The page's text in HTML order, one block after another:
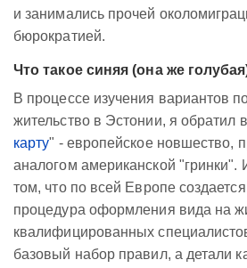
и занимались прочей
бюрократией.
Что такое синяя (она же
В процессе изучения вариантов
жительство в Эстонии, я обратил
карту" - европейское новшество,
аналогом американской "гринки".
том, что по всей Европе
процедура оформления вида на
квалифицированных
базовый набор правил, а детали